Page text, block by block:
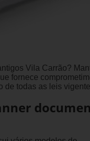
Vila Carrão?
fornece
de todas as leis